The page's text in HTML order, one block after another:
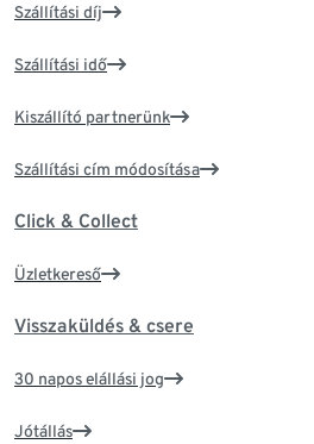
Szállítási díj
Szállítási idő
Kiszállító partnerünk
Szállítási cím módosítása
Click & Collect
Üzletkereső
Visszaküldés & csere
30 napos elállási jog
Jótállás